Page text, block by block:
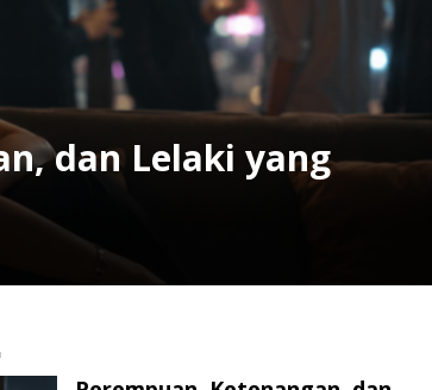
dan Lelaki yang